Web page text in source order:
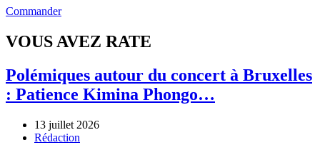
Commander
VOUS AVEZ RATE
Polémiques autour du concert à Bruxelles
: Patience Kimina Phongo…
13 juillet 2026
Author
Rédaction